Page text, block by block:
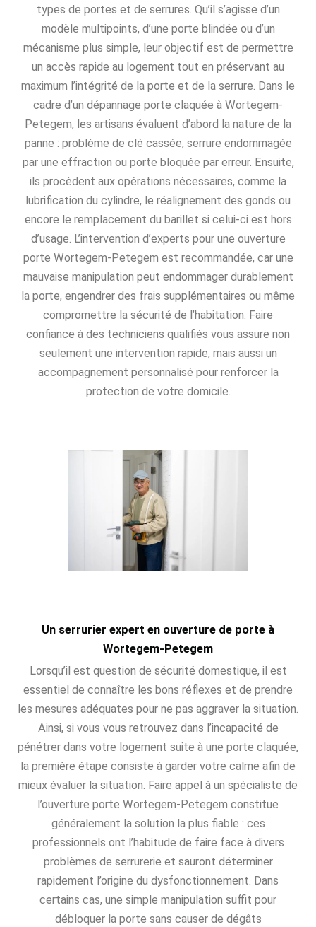
types de portes et de serrures. Qu’il s’agisse d’un
modèle multipoints, d’une porte blindée ou d’un
mécanisme plus simple, leur objectif est de permettre
un accès rapide au logement tout en préservant au
maximum l’intégrité de la porte et de la serrure. Dans le
cadre d’un dépannage porte claquée à Wortegem-
Petegem, les artisans évaluent d’abord la nature de la
panne : problème de clé cassée, serrure endommagée
par une effraction ou porte bloquée par erreur. Ensuite,
ils procèdent aux opérations nécessaires, comme la
lubrification du cylindre, le réalignement des gonds ou
encore le remplacement du barillet si celui-ci est hors
d’usage. L’intervention d’experts pour une ouverture
porte Wortegem-Petegem est recommandée, car une
mauvaise manipulation peut endommager durablement
la porte, engendrer des frais supplémentaires ou même
compromettre la sécurité de l’habitation. Faire
confiance à des techniciens qualifiés vous assure non
seulement une intervention rapide, mais aussi un
accompagnement personnalisé pour renforcer la
protection de votre domicile.
Un serrurier expert en ouverture de porte à
Wortegem-Petegem
Lorsqu’il est question de sécurité domestique, il est
essentiel de connaître les bons réflexes et de prendre
les mesures adéquates pour ne pas aggraver la situation.
Ainsi, si vous vous retrouvez dans l’incapacité de
pénétrer dans votre logement suite à une porte claquée,
la première étape consiste à garder votre calme afin de
mieux évaluer la situation. Faire appel à un spécialiste de
l’ouverture porte Wortegem-Petegem constitue
généralement la solution la plus fiable : ces
professionnels ont l’habitude de faire face à divers
problèmes de serrurerie et sauront déterminer
rapidement l’origine du dysfonctionnement. Dans
certains cas, une simple manipulation suffit pour
débloquer la porte sans causer de dégâts